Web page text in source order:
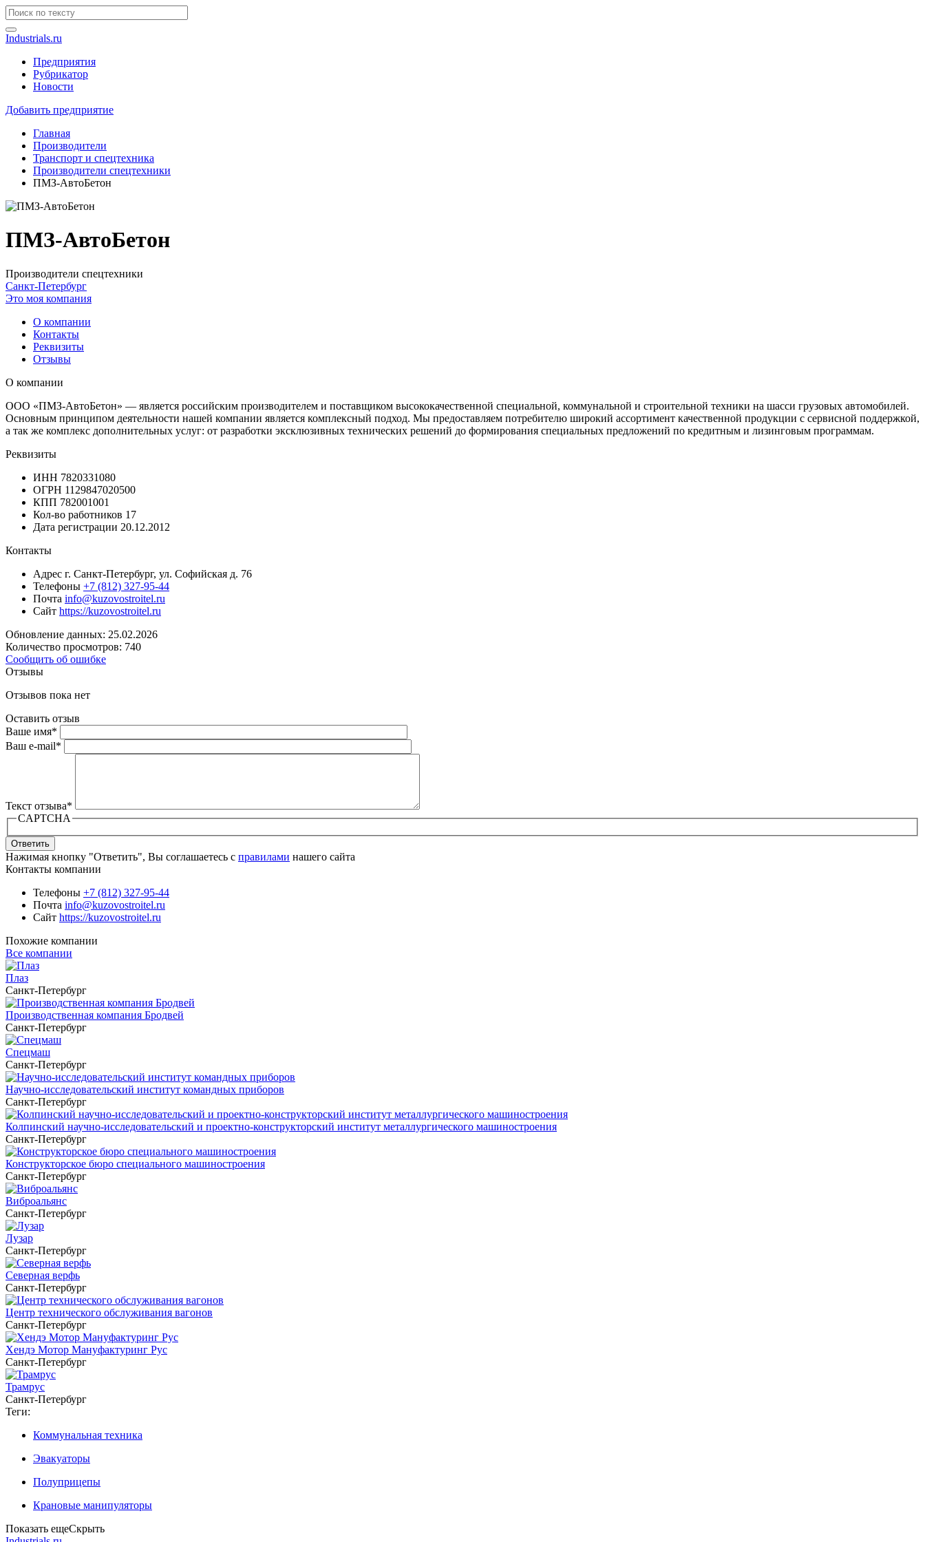
Industrials.ru
Предприятия
Рубрикатор
Новости
Добавить предприятие
Главная
Производители
Транспорт и спецтехника
Производители спецтехники
ПМЗ-АвтоБетон
ПМЗ-АвтоБетон
Производители спецтехники
Санкт-Петербург
Это моя компания
О компании
Контакты
Реквизиты
Отзывы
О компании
ООО «ПМЗ-АвтоБетон» — является российским производителем и поставщиком высококачественной специальной, коммунальной и строительной техники на шасси грузовых автомобилей.
Основным принципом деятельности нашей компании является комплексный подход. Мы предоставляем потребителю широкий ассортимент качественной продукции с сервисной поддержкой,
а так же комплекс дополнительных услуг: от разработки эксклюзивных технических решений до формирования специальных предложений по кредитным и лизинговым программам.
Реквизиты
ИНН 7820331080
ОГРН 1129847020500
КПП 782001001
Кол-во работников 17
Дата регистрации 20.12.2012
Контакты
Адрес г. Санкт-Петербург, ул. Софийская д. 76
Телефоны +7 (812) 327-95-44
Почта info@kuzovostroitel.ru
Сайт https://kuzovostroitel.ru
Обновление данных: 25.02.2026
Количество просмотров: 740
Сообщить об ошибке
Отзывы
Отзывов пока нет
Оставить отзыв
Ваше имя*
Ваш e-mail*
Текст отзыва*
CAPTCHA
Ответить
Нажимая кнопку "Ответить", Вы соглашаетесь с правилами нашего сайта
Контакты компании
Телефоны +7 (812) 327-95-44
Почта info@kuzovostroitel.ru
Сайт https://kuzovostroitel.ru
Похожие компании
Все компании
Плаз
Санкт-Петербург
Производственная компания Бродвей
Санкт-Петербург
Спецмаш
Санкт-Петербург
Научно-исследовательский институт командных приборов
Санкт-Петербург
Колпинский научно-исследовательский и проектно-конструкторский институт металлургического машиностроения
Санкт-Петербург
Конструкторское бюро специального машиностроения
Санкт-Петербург
Виброальянс
Санкт-Петербург
Лузар
Санкт-Петербург
Северная верфь
Санкт-Петербург
Центр технического обслуживания вагонов
Санкт-Петербург
Хендэ Мотор Мануфактуринг Рус
Санкт-Петербург
Трамрус
Санкт-Петербург
Теги:
Коммунальная техника
Эвакуаторы
Полуприцепы
Крановые манипуляторы
Показать ещеСкрыть